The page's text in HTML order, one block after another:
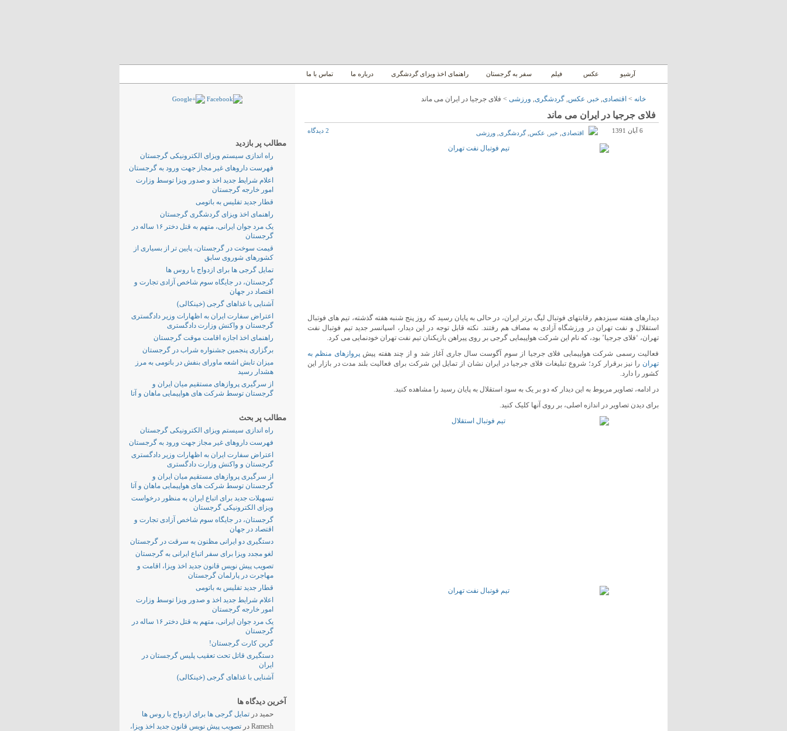
آرشیو عکس فیلم سفر به گرجستان راهنمای اخذ ویزای گردشگری درباره ما تماس با ما
خانه > اقتصادی, خبر , عکس, گردشگری, ورزشی > فلای جرجیا در ایران می ماند
فلای جرجیا در ایران می ماند
6 آبان 1391 2 دیدگاه اقتصادی خبر عکس ,گردشگری ورزشی
دیدارهای هفته سیزدهم رقابتهای فوتبال لیگ برتر ایران، در حالی به پایان رسید که روز پنج شنبه هفته گذشته، تیم های فوتبال
استقلال و نفت تهران در ورزشگاه آزادی به مصاف هم رفتند. نکته قابل توجه در این دیدار، اسپانسر جدید تیم فوتبال نفت
تهران، ‘فلای جرجیا’ بود، که نام این شرکت هواپیمایی گرجی بر روی پیراهن بازیکنان تیم نفت تهران خودنمایی می کرد.
فعالیت رسمی شرکت هواپیمایی فلای جرجیا از سوم آگوست سال جاری آغاز شد و از چند هفته پیشپروازهای منظم به
تهران را نیز برقرار کرد؛ شروع تبلیغات فلای جرجیا در ایران نشان از تمایل این شرکت برای فعالیت بلند مدت در بازار این
کشور را دارد.
در ادامه، تصاویر مربوط به این دیدار که دو بر یک به سود استقلال به پایان رسید را مشاهده کنید.
برای دیدن تصاویر در اندازه اصلی، بر روی آنها کلیک کنید.
مطالب پر بازدید
راه اندازی سیستم ویزای الکترونیکی گرجستان
فهرست داروهای غیر مجاز جهت ورود به گرجستان
اعلام شرایط جدید اخذ و صدور ویزا توسط وزارت
امور خارجه گرجستان
قطار جدید تفلیس به باتومی
راهنمای اخذ ویزای گردشگری گرجستان
یک مرد جوان ایرانی، متهم به قتل دختر ۱۶ ساله در
گرجستان
قیمت سوخت در گرجستان، پایین تر از بسیاری از
کشورهای شوروی سابق
تمایل گرجی ها برای ازدواج با روس ها
گرجستان، در جایگاه سوم شاخص آزادی تجارت و
اقتصاد در جهان
آشنایی با غذاهای گرجی (خینکالی)
اعتراض سفارت ایران به اظهارات وزیر دادگستری
گرجستان و واکنش وزارت دادگستری
راهنمای اخذ اجازه اقامت موقت گرجستان
برگزاری پنجمین جشنواره شراب در گرجستان
میزان تابش اشعه ماورای بنفش در باتومی به مرز
هشدار رسید
از سرگیری پروازهای مستقیم میان ایران و
گرجستان توسط شرکت های هواپیمایی ماهان و آتا
مطالب پر بحث
راه اندازی سیستم ویزای الکترونیکی گرجستان
فهرست داروهای غیر مجاز جهت ورود به گرجستان
اعتراض سفارت ایران به اظهارات وزیر دادگستری
گرجستان و واکنش وزارت دادگستری
از سرگیری پروازهای مستقیم میان ایران و
گرجستان توسط شرکت های هواپیمایی ماهان و آتا
تسهیلات جدید برای اتباع ایران به منظور درخواست
ویزای الکترونیکی گرجستان
گرجستان، در جایگاه سوم شاخص آزادی تجارت و
اقتصاد در جهان
دستگیری دو ایرانی مظنون به سرقت در گرجستان
لغو مجدد ویزا برای سفر اتباع ایرانی به گرجستان
تصویب پیش نویس قانون جدید اخذ ویزا، اقامت و
مهاجرت در پارلمان گرجستان
قطار جدید تفلیس به باتومی
اعلام شرایط جدید اخذ و صدور ویزا توسط وزارت
امور خارجه گرجستان
یک مرد جوان ایرانی، متهم به قتل دختر ۱۶ ساله در
گرجستان
گرین کارت گرجستان!
دستگیری قاتل تحت تعقیب پلیس گرجستان در
ایران
آشنایی با غذاهای گرجی (خینکالی)
آخرین دیدگاه ها
حمید در تمایل گرجی ها برای ازدواج با روس ها
Ramesh در تصویب پیش نویس قانون جدید اخذ ویزا،